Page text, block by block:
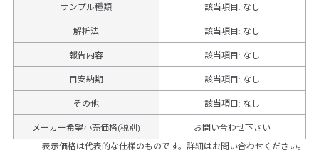
サンプル種類 該当項目: なし
解析法 該当項目: なし
報告内容 該当項目: なし
目安納期 該当項目: なし
その他 該当項目: なし
メーカー希望小売価格(税別)
お問い合わせ下さい
表示価格は代表的な仕様のものです。詳細はお問い合わせください。